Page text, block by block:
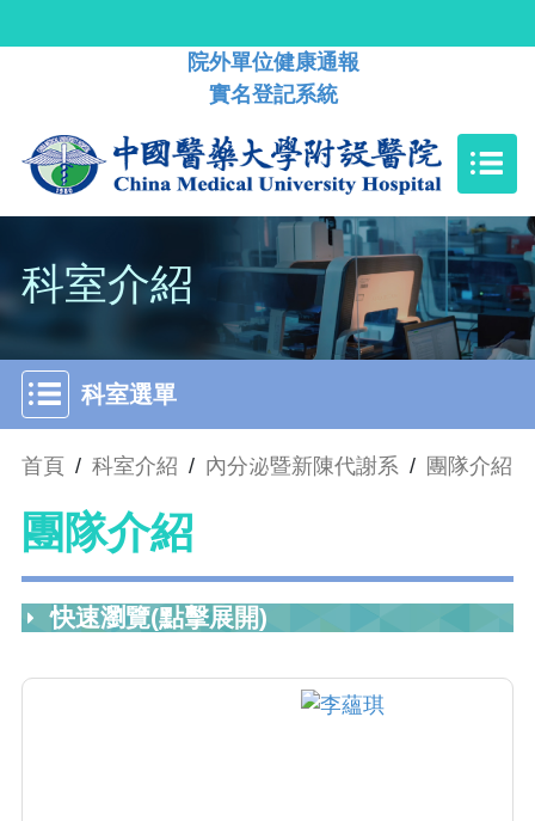
院外單位健康通報
實名登記系統
科室介紹
科室選單
首頁 / 科室介紹 / 內分泌暨新陳代謝系 / 團隊介紹
團隊介紹
快速瀏覽(點擊展開)